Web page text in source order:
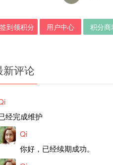
签到领积分 用户中心 积分商
新评论
经完成维护
Qi
你好，已经续期成功。